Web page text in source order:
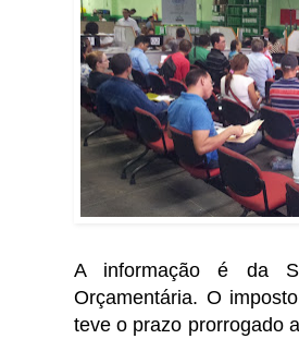
A informação é da
Orçamentária. O
teve o prazo prorrogado